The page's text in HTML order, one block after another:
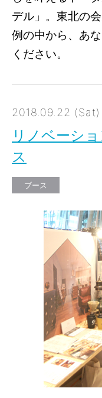
デル」。東北の
例の中から、あ
ください。
2018.09.22
リノベーシ
ス
ブース